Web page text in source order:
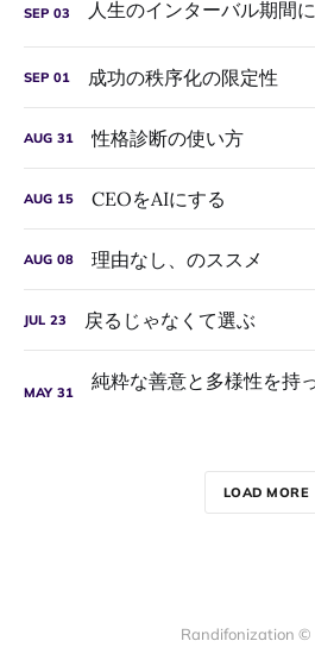
SEP 03
SEP 01 成功の秩序化の限定性
AUG 31 性格診断の使い方
AUG 15 CEOをAIにする
AUG 08 理由なし、のススメ
JUL 23 戻るじゃなくて選ぶ
MAY 31
LOAD MORE
Randifonization ©